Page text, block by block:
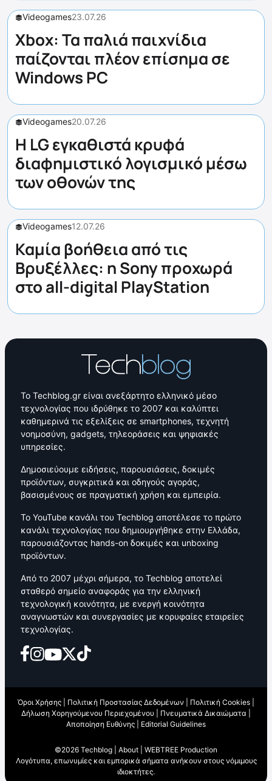
Videogames23.07.26
Xbox: Τα παλιά παιχνίδια
παίζονται πλέον επίσημα σε
Windows PC
Videogames20.07.26
Η LG εγκαθιστά κρυφά
διαφημιστικό λογισμικό μέσω
των οθονών της
Videogames12.07.26
Καμία βοήθεια από τις
Βρυξέλλες: η Sony προχωρά
στο all-digital PlayStation
Το Techblog.gr είναι ανεξάρτητο ελληνικό μέσο
τεχνολογίας που ιδρύθηκε το 2007 και καλύπτει
καθημερινά τις εξελίξεις σε smartphones, τεχνητή
νοημοσύνη, gadgets, τηλεοράσεις και ψηφιακές
υπηρεσίες.
Δημοσιεύουμε ειδήσεις, παρουσιάσεις, δοκιμές
προϊόντων, συγκριτικά και οδηγούς αγοράς,
βασισμένους σε πραγματική χρήση και εμπειρία.
Το YouTube κανάλι του Techblog αποτέλεσε το πρώτο
κανάλι τεχνολογίας που δημιουργήθηκε στην Ελλάδα,
παρουσιάζοντας hands-on δοκιμές και unboxing
προϊόντων.
Από το 2007 μέχρι σήμερα, το Techblog αποτελεί
σταθερό σημείο αναφοράς για την ελληνική
τεχνολογική κοινότητα, με ενεργή κοινότητα
αναγνωστών και συνεργασίες με κορυφαίες εταιρείες
τεχνολογίας.
Όροι Χρήσης Πολιτική Προστασίας Δεδομένων Πολιτική Cookies
Δήλωση Χορηγούμενου Περιεχομένου
Πνευματικά Δικαιώματα
Αποποίηση Ευθύνης
Editorial Guidelines
©2026 Techblog | About
WEBTREE Production
Λογότυπα, επωνυμίες και εμπορικά σήματα ανήκουν στους νόμιμους
ιδιοκτήτες.